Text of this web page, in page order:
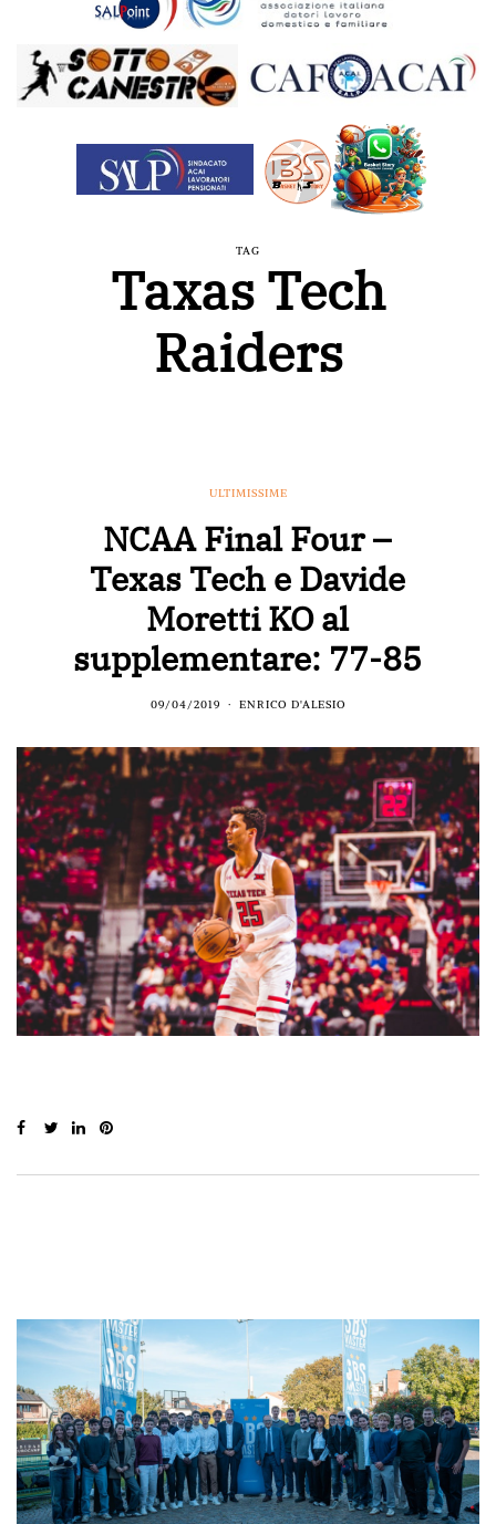
TAG
Taxas Tech
Raiders
ULTIMISSIME
NCAA Final Four –
Texas Tech e Davide
Moretti KO al
supplementare: 77-85
09/04/2019 ENRICO D'ALESIO